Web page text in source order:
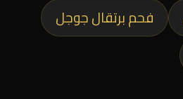
فحم برتقال جوجل